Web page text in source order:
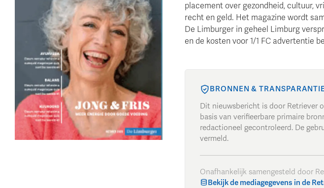
placement over gezondheid, cultuur,
recht en geld. Het magazine wordt
De Limburger in geheel Limburg
en de kosten voor 1/1 FC advertentie
BRONNEN &
Dit nieuwsbericht is door Retriever
basis van verifieerbare primaire
redactioneel gecontroleerd. De
vermeld.
Onafhankelijk samengesteld door
Bekijk de mediagegevens in de